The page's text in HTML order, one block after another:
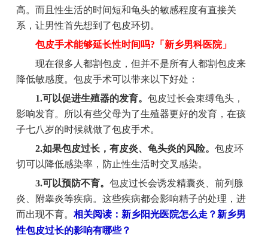
高。而且性生活的时间短和龟头的敏感程度有直接关
系，让男性首先想到了包皮环切。
包皮手术能够延长性时间吗?「新乡男科医院」
现在很多人都割包皮，但并不是所有人都割包皮来
降低敏感度。包皮手术可以带来以下好处：
1.可以促进生殖器的发育。 包皮过长会束缚龟头，
影响发育。所以有些父母为了生殖器更好的发育，在孩
子七八岁的时候就做了包皮手术。
2.如果包皮过长，有皮炎、龟头炎的风险。 包皮环
切可以降低感染率，防止性生活时交叉感染。
3.可以预防不育。 包皮过长会诱发精囊炎、前列腺
炎、附睾炎等疾病。这些疾病都会影响精子的处理，进
而出现不育。 相关阅读：新乡阳光医院怎么走？新乡男
性包皮过长的影响有哪些？